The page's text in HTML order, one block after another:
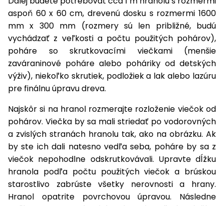
Náhradné
nože
Vidly
Štiepačky
dreva
Drviče
vetiev
Špalíkovače
vysávače
na lístie
Záhradné
Fúriky
boxy
Ochrana
rastlín
Záhradné
koše
Krhly
obrubníky
Tieniace
textílie
Odpudzovače
a pasce
Príslušenstvo
stoly
Vibračné
dosky
Transportéry
Rezačky
betón
Meracie
prístroje
Nabíjačky
autobatérií
Vykurovanie
Seniorské
vozíky
Prilby
Doplnky
aspoň 60 x 60 cm, drevenú dosku s rozmermi 1600
mm x 300 mm (rozmery sú len približné, budú
vychádzať z veľkosti a počtu použitých pohárov),
poháre so skrutkovacími viečkami (menšie
zaváraninové poháre alebo poháriky od detských
výživ), niekoľko skrutiek, podložiek a lak alebo lazúru
pre finálnu úpravu dreva.
Najskôr si na hranol rozmerajte rozloženie viečok od
pohárov. Viečka by sa mali striedať po vodorovných
a zvislých stranách hranolu tak, ako na obrázku. Ak
by ste ich dali natesno vedľa seba, poháre by sa z
viečok nepohodlne odskrutkovávali. Upravte dĺžku
hranola podľa počtu použitých viečok a brúskou
starostlivo zabrúste všetky nerovnosti a hrany.
Hranol opatrite povrchovou úpravou. Následne